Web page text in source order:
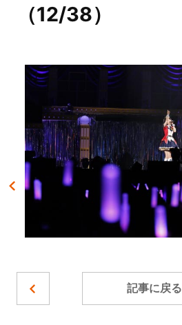
（12/38）
記事に戻る